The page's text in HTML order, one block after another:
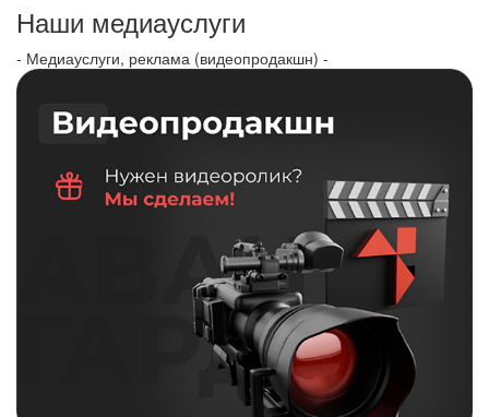
Наши медиауслуги
- Медиауслуги, реклама (видеопродакшн) -